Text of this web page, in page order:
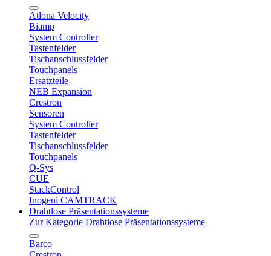
Atlona Velocity
Biamp
System Controller
Tastenfelder
Tischanschlussfelder
Touchpanels
Ersatzteile
NEB Expansion
Crestron
Sensoren
System Controller
Tastenfelder
Tischanschlussfelder
Touchpanels
Q-Sys
CUE
StackControl
Inogeni CAMTRACK
Drahtlose Präsentationssysteme
Zur Kategorie Drahtlose Präsentationssysteme
Barco